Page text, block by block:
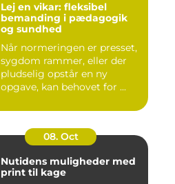
Lej en vikar: fleksibel
bemanding i pædagogik
og sundhed
Når normeringen er presset,
sygdom rammer, eller der
pludselig opstår en ny
opgave, kan behovet for ...
08. Oct
Nutidens muligheder med
print til kage